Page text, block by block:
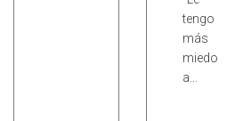
tengo
más
miedo
a…